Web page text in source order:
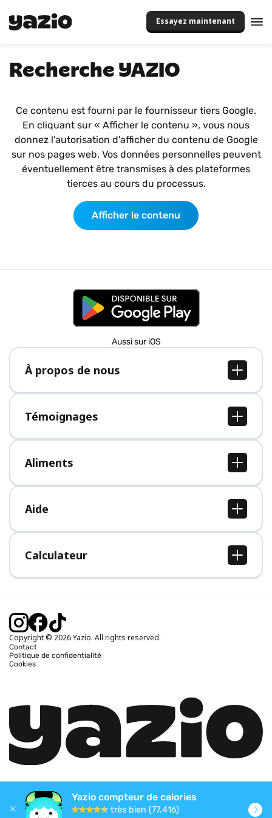
Essayez maintenant
Recherche YAZIO
Ce contenu est fourni par le fournisseur tiers Google.
En cliquant sur « Afficher le contenu », vous nous
donnez l'autorisation d'afficher du contenu de Google
sur nos pages web. Vos données personnelles peuvent
éventuellement être transmises à des plateformes
tierces au cours du processus.
Afficher le contenu
Aussi sur iOS
À propos de nous
À propos de nous
Postes
Presse
Témoignages
Tous les témoignages
Aliments
Tous les aliments
Aide
Centre d'aide
Calculateur
Calcul IMC
Calcul poids idéal
Calcul calories brûlées
Copyright © 2026 Yazio. All rights reserved.
Contact
Politique de confidentialité
Cookies
Yazio compteur de calories
très bien (77,416)